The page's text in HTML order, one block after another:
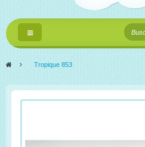
Navegación
Toggle
> Tropique 853